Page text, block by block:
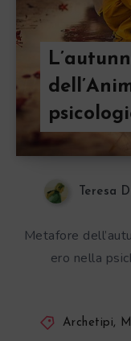
Teresa
Metafore
ero nella
Archetipi,